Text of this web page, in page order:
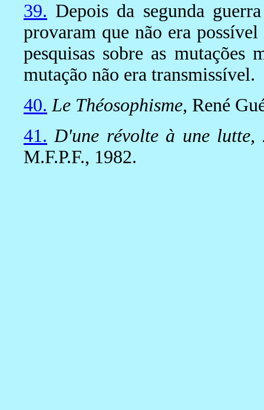
39. Depois da segunda
provaram que não era
pesquisas sobre as
mutação não era transmissível.
40. Le Théosophisme, René
41. D'une révolte à une
M.F.P.F., 1982.